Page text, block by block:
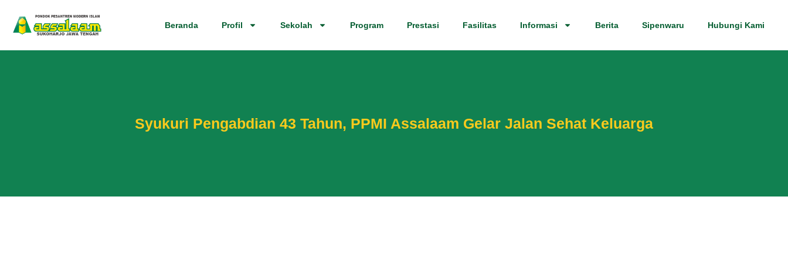
Beranda Profil Sekolah Program Prestasi Fasilitas Informasi Berita Sipenwaru Hubungi Kami
Syukuri Pengabdian 43 Tahun, PPMI Assalaam Gelar Jalan Sehat Keluarga